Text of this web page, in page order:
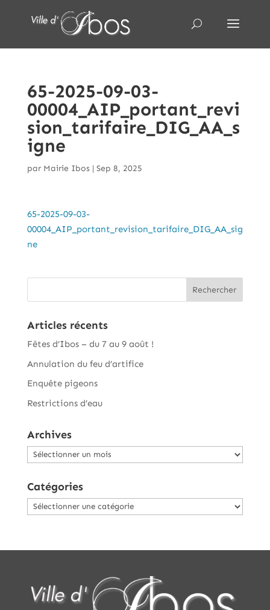
65-2025-09-03-
00004_AIP_portant_revi
sion_tarifaire_DIG_AA_s
igne
par Mairie Ibos| Sep 8, 2025
65-2025-09-03-
00004_AIP_portant_revision_tarifaire_DIG_AA_sig
ne
Articles récents
Fêtes d’Ibos – du 7 au 9 août !
Annulation du feu d’artifice
Enquête pigeons
Restrictions d’eau
Archives
Archives
Catégories
Catégories